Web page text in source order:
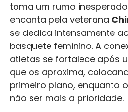
toma um rumo
encanta pela veterana
se dedica intensamente
basquete feminino. A
atletas se fortalece após
que os aproxima,
primeiro plano, enquanto
não ser mais a prioridade.